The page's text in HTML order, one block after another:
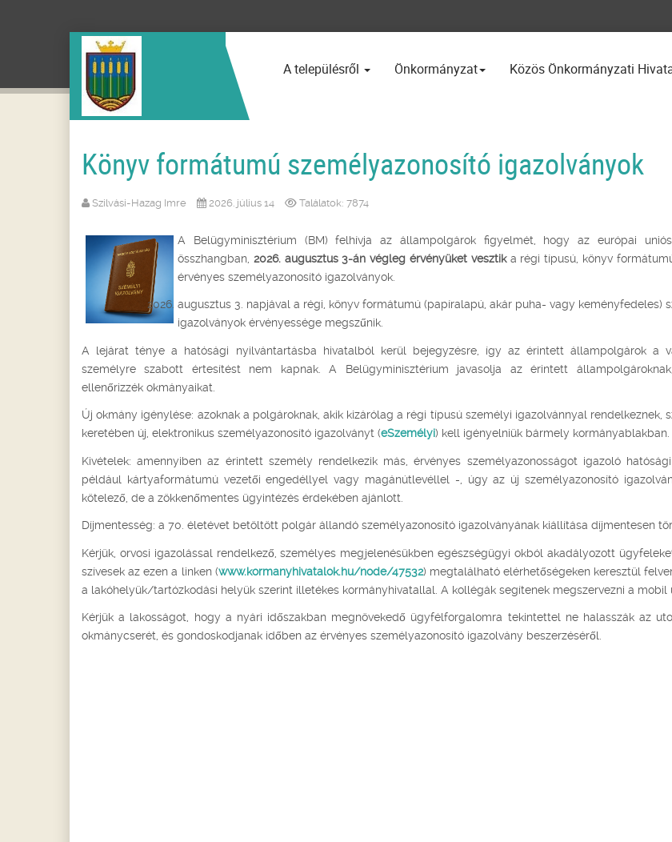
A településről Önkormányzat Közös Önkormányzati
Könyv formátumú személyazonosító igazolványok
Szilvási-Hazag Imre 2026. július 14 Találatok: 7874
A Belügyminisztérium (BM) felhívja az állampolgárok figyelmét, hogy az európai uniós
összhangban, 2026. augusztus 3-án végleg érvényüket vesztika régi típusú, könyv
érvényes személyazonosító igazolványok.
augusztus 3. napjával a régi, könyv formátumú (papíralapú, akár puha- vagy keményfedeles)
igazolványok érvényessége megszűnik.
A lejárat ténye a hatósági nyilvántartásba hivatalból kerül bejegyzésre, így az érintett állampolgárok a
személyre szabott értesítést nem kapnak. A Belügyminisztérium javasolja az érintett
ellenőrizzék okmányaikat.
Új okmány igénylése: azoknak a polgároknak, akik kizárólag a régi típusú személyi igazolvánnyal rendelkeznek,
keretében új, elektronikus személyazonosító igazolványt (eSzemélyi) kell igényelniük bármely kormányablakban.
Kivételek: amennyiben az érintett személy rendelkezik más, érvényes személyazonosságot igazoló
például kártyaformátumú vezetői engedéllyel vagy magánútlevéllel -, úgy az új személyazonosító
kötelező, de a zökkenőmentes ügyintézés érdekében ajánlott.
Díjmentesség: a 70. életévet betöltött polgár állandó személyazonosító igazolványának kiállítása díjmentesen
Kérjük, orvosi igazolással rendelkező, személyes megjelenésükben egészségügyi okból akadályozott
szívesek az ezen a linken (www.kormanyhivatalok.hu/node/47532) megtalálható elérhetőségeken keresztül
a lakóhelyük/tartózkodási helyük szerint illetékes kormányhivatallal. A kollégák segítenek megszervezni a mobil
Kérjük a lakosságot, hogy a nyári időszakban megnövekedő ügyfélforgalomra tekintettel ne halasszák az
okmánycserét, és gondoskodjanak időben az érvényes személyazonosító igazolvány beszerzéséről.